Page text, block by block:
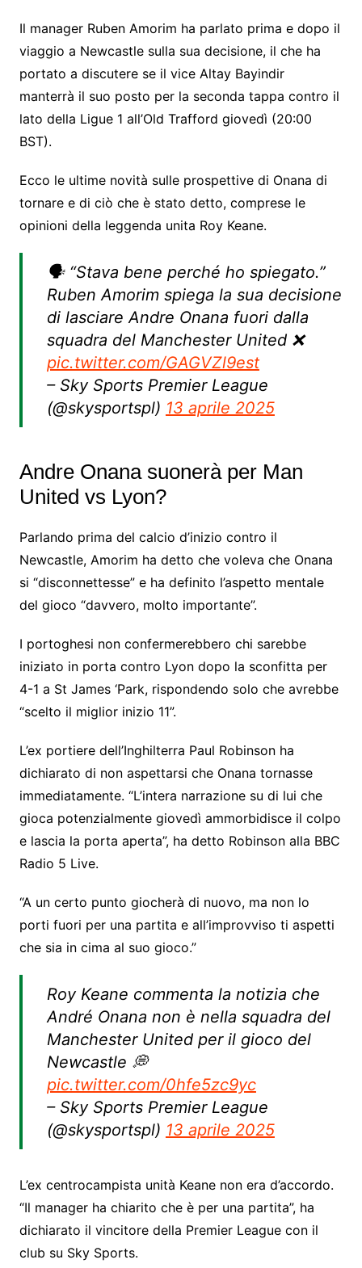
Il manager Ruben Amorim ha parlato prima e dopo il
viaggio a Newcastle sulla sua decisione, il che ha
portato a discutere se il vice Altay Bayindir
manterrà il suo posto per la seconda tappa contro il
lato della Ligue 1 all’Old Trafford giovedì (20:00
BST).
Ecco le ultime novità sulle prospettive di Onana di
tornare e di ciò che è stato detto, comprese le
opinioni della leggenda unita Roy Keane.
🗣️ “Stava bene perché ho spiegato.”
Ruben Amorim spiega la sua decisione
di lasciare Andre Onana fuori dalla
squadra del Manchester United ❌
pic.twitter.com/GAGVZl9est
– Sky Sports Premier League
(@skysportspl) 13 aprile 2025
Andre Onana suonerà per Man
United vs Lyon?
Parlando prima del calcio d’inizio contro il
Newcastle, Amorim ha detto che voleva che Onana
si “disconnettesse” e ha definito l’aspetto mentale
del gioco “davvero, molto importante”.
I portoghesi non confermerebbero chi sarebbe
iniziato in porta contro Lyon dopo la sconfitta per
4-1 a St James ‘Park, rispondendo solo che avrebbe
“scelto il miglior inizio 11”.
L’ex portiere dell’Inghilterra Paul Robinson ha
dichiarato di non aspettarsi che Onana tornasse
immediatamente. “L’intera narrazione su di lui che
gioca potenzialmente giovedì ammorbidisce il colpo
e lascia la porta aperta”, ha detto Robinson alla BBC
Radio 5 Live.
“A un certo punto giocherà di nuovo, ma non lo
porti fuori per una partita e all’improvviso ti aspetti
che sia in cima al suo gioco.”
Roy Keane commenta la notizia che
André Onana non è nella squadra del
Manchester United per il gioco del
Newcastle 💭
pic.twitter.com/0hfe5zc9yc
– Sky Sports Premier League
(@skysportspl) 13 aprile 2025
L’ex centrocampista unità Keane non era d’accordo.
“Il manager ha chiarito che è per una partita”, ha
dichiarato il vincitore della Premier League con il
club su Sky Sports.